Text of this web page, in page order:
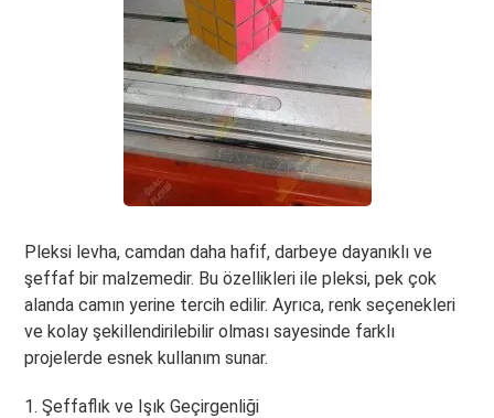
Pleksi levha, camdan daha hafif, darbeye dayanıklı ve
şeffaf bir malzemedir. Bu özellikleri ile pleksi, pek çok
alanda camın yerine tercih edilir. Ayrıca, renk seçenekleri
ve kolay şekillendirilebilir olması sayesinde farklı
projelerde esnek kullanım sunar.
1. Şeffaflık ve Işık Geçirgenliği